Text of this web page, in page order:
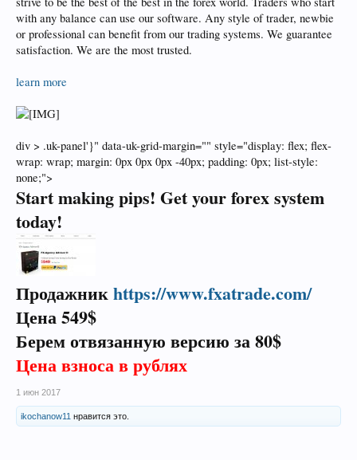
with any balance can use our software. Any style of trader, newbie
or professional can benefit from our trading systems. We guarantee
satisfaction. We are the most trusted.
learn more
div > .uk-panel'}" data-uk-grid-margin="" style="display: flex; flex-
wrap: wrap; margin: 0px 0px 0px -40px; padding: 0px; list-style:
none;">
Start making pips! Get your forex system
today!
Продажникhttps://www.fxatrade.com/
Цена 549$
Берем отвязанную версию за 80$
Цена взноса в рублях
1 июн 2017
ikochanow11 нравится это.